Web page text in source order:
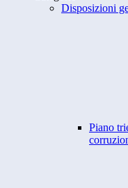
Disposizioni
Piano